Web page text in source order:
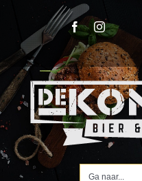
Ga
inhoud
FacebookInstagram
Ga naar...